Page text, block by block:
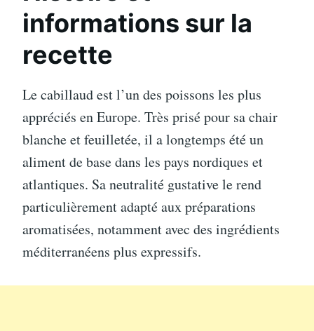
informations sur la
recette
Le cabillaud est l’un des poissons les plus
appréciés en Europe. Très prisé pour sa chair
blanche et feuilletée, il a longtemps été un
aliment de base dans les pays nordiques et
atlantiques. Sa neutralité gustative le rend
particulièrement adapté aux préparations
aromatisées, notamment avec des ingrédients
méditerranéens plus expressifs.